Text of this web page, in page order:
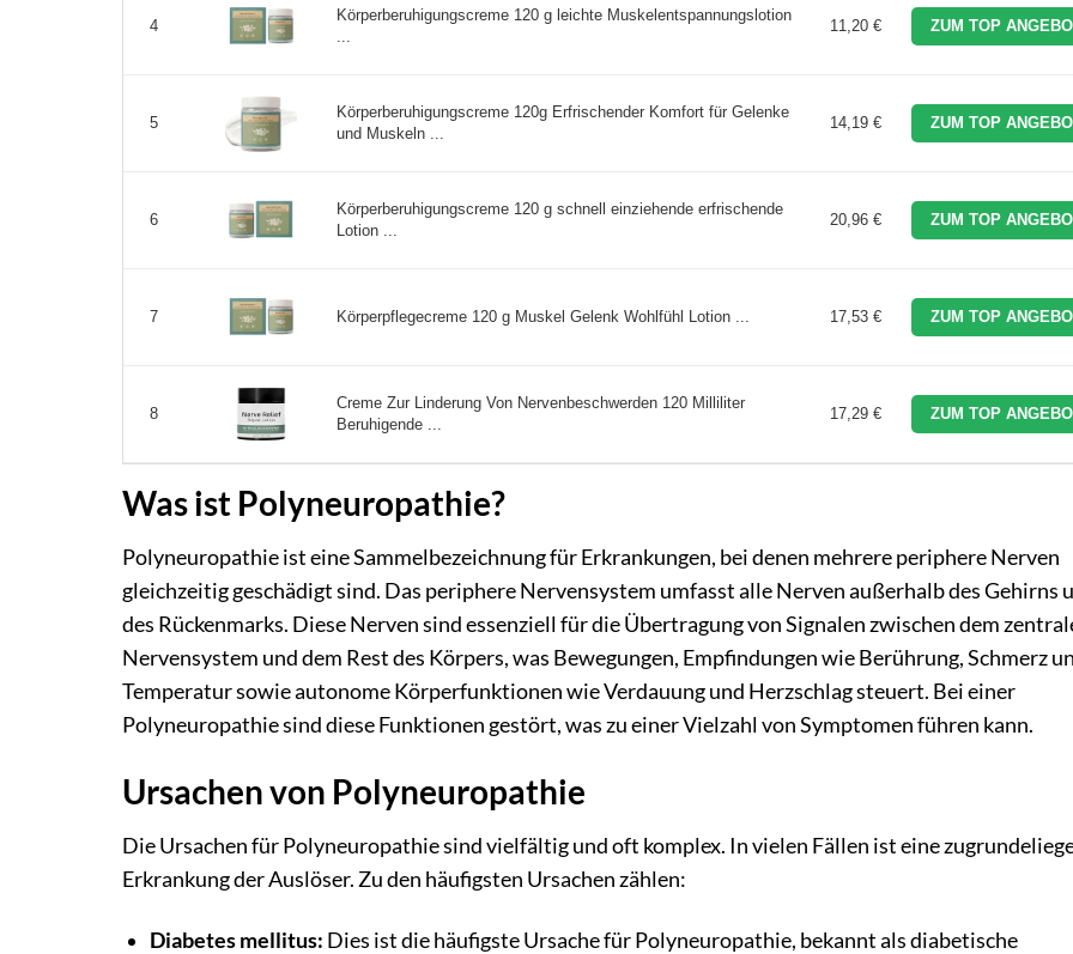
4
Körperberuhigungscreme 120 g leichte Muskelentspannungslotion
...
11,20 € ZUM TOP
5
Körperberuhigungscreme 120g Erfrischender Komfort für Gelenke
und Muskeln ...
14,19 € ZUM TOP
6
Körperberuhigungscreme 120 g schnell einziehende erfrischende
Lotion ...
20,96 € ZUM TOP
7 Körperpflegecreme 120 g Muskel Gelenk Wohlfühl Lotion ... 17,53 € ZUM TOP
8
Creme Zur Linderung Von Nervenbeschwerden 120 Milliliter
Beruhigende ...
17,29 € ZUM TOP
Was ist Polyneuropathie?
Polyneuropathie ist eine Sammelbezeichnung für Erkrankungen, bei denen mehrere periphere Nerven
gleichzeitig geschädigt sind. Das periphere Nervensystem umfasst alle Nerven außerhalb des Gehirns
des Rückenmarks. Diese Nerven sind essenziell für die Übertragung von Signalen zwischen dem
Nervensystem und dem Rest des Körpers, was Bewegungen, Empfindungen wie Berührung, Schmerz
Temperatur sowie autonome Körperfunktionen wie Verdauung und Herzschlag steuert. Bei einer
Polyneuropathie sind diese Funktionen gestört, was zu einer Vielzahl von Symptomen führen kann.
Ursachen von Polyneuropathie
Die Ursachen für Polyneuropathie sind vielfältig und oft komplex. In vielen Fällen ist eine
Erkrankung der Auslöser. Zu den häufigsten Ursachen zählen:
Diabetes mellitus: Dies ist die häufigste Ursache für Polyneuropathie, bekannt als diabetische